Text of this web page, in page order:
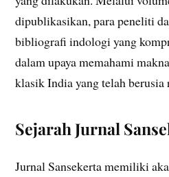
dipublikasikan, para peneliti
bibliografi indologi yang
dalam upaya memahami
klasik India yang telah berusia
Sejarah Jurnal
Jurnal Sansekerta memiliki